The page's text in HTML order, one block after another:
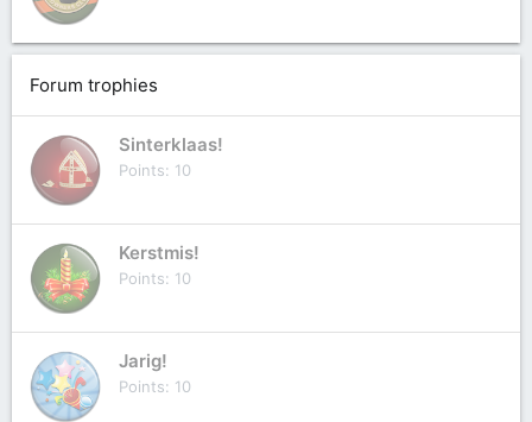
Forum trophies
Sinterklaas!
Points 10
Kerstmis!
Points 10
Jarig!
Points 10